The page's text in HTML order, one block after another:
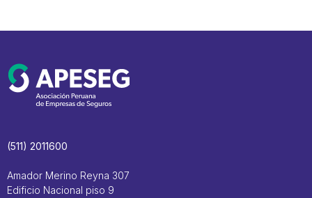
(511) 2011600
Amador Merino Reyna 307
Edificio Nacional piso 9